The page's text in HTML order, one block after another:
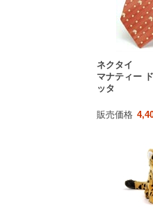
ネクタイ
マナティー
ッタ
販売価格